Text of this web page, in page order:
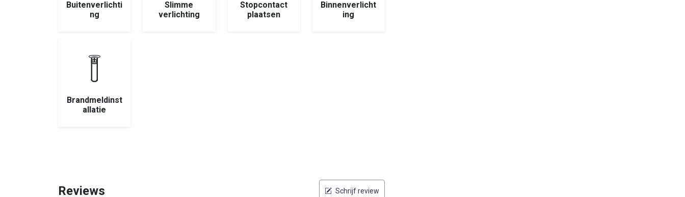
Buitenverlichti
ng
Slimme
verlichting
Stopcontact
plaatsen
Binnenverlicht
ing
Brandmeldinst
allatie
Reviews Schrijf review